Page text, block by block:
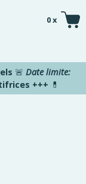
0 x
🚨 Date limite:
+++ 💊